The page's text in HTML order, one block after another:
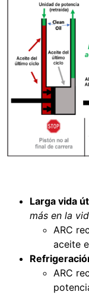
Larga vida
más en la
ARC
aceite
ARC